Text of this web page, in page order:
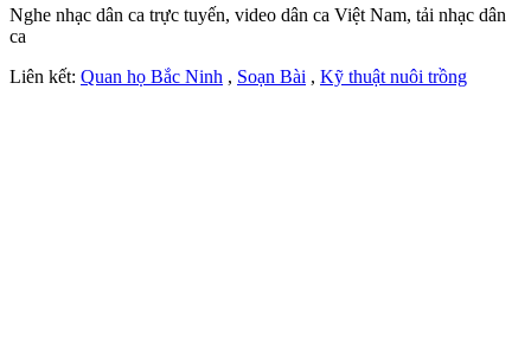
Nghe nhạc dân ca trực tuyến, video dân ca Việt Nam, tải nhạc dân
ca
Liên kết: Quan họ Bắc Ninh , Soạn Bài , Kỹ thuật nuôi trồng